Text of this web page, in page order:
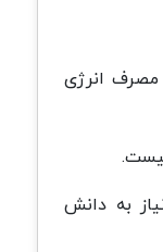
مصرف انرژی
به دانش